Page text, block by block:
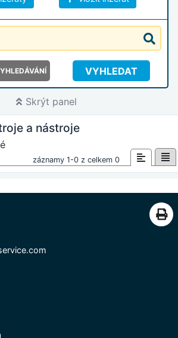
VYHLEDAT
Skrýt panel
a nástroje
záznamy 1-0 z celkem 0